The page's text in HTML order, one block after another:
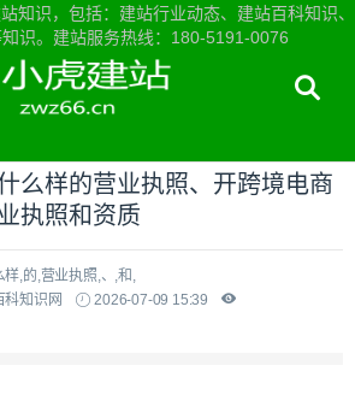
知识，包括：建站行业动态、建站百科知识、
识。建站服务热线：180-5191-0076
网首页>建站百科知识
么样的营业执照、开跨境电商
执照和资质
,的,营业执照,、,和,
科知识网
2026-07-09 15:39